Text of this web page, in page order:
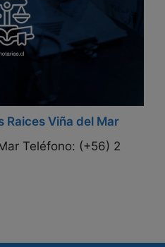
Raices Viña del Mar
Teléfono: (+56) 2